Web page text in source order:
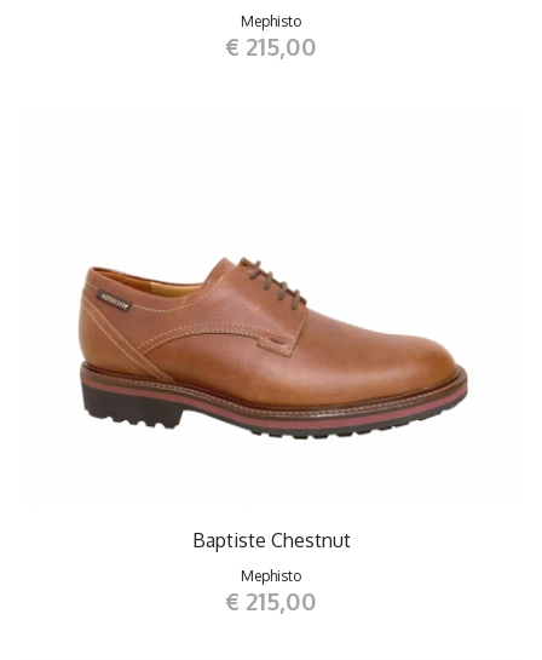
Mephisto
€ 215,00
Baptiste Chestnut
Mephisto
€ 215,00